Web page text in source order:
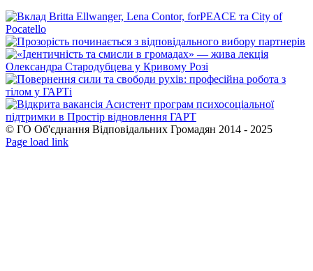
© ГО Об'єднання Відповідальних Громадян 2014 - 2025
Facebook
YouTube
Page load link